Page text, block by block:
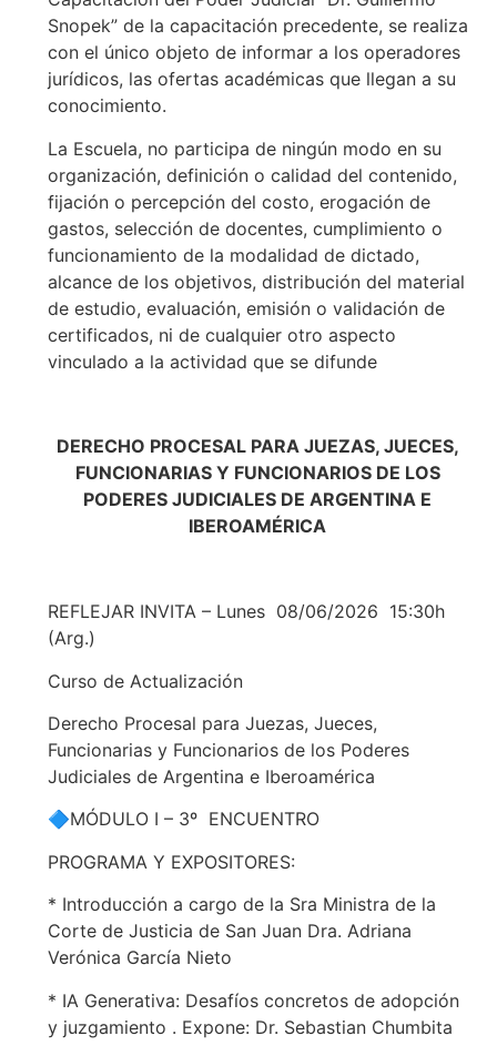
Snopek” de la capacitación precedente, se realiza
con el único objeto de informar a los operadores
jurídicos, las ofertas académicas que llegan a su
conocimiento.
La Escuela, no participa de ningún modo en su
organización, definición o calidad del contenido,
fijación o percepción del costo, erogación de
gastos, selección de docentes, cumplimiento o
funcionamiento de la modalidad de dictado,
alcance de los objetivos, distribución del material
de estudio, evaluación, emisión o validación de
certificados, ni de cualquier otro aspecto
vinculado a la actividad que se difunde
DERECHO PROCESAL PARA JUEZAS, JUECES,
FUNCIONARIAS Y FUNCIONARIOS DE LOS
PODERES JUDICIALES DE ARGENTINA E
IBEROAMÉRICA
REFLEJAR INVITA – Lunes 08/06/2026 15:30h
(Arg.)
Curso de Actualización
Derecho Procesal para Juezas, Jueces,
Funcionarias y Funcionarios de los Poderes
Judiciales de Argentina e Iberoamérica
🔷MÓDULO I – 3º ENCUENTRO
PROGRAMA Y EXPOSITORES:
* Introducción a cargo de la Sra Ministra de la
Corte de Justicia de San Juan Dra. Adriana
Verónica García Nieto
* IA Generativa: Desafíos concretos de adopción
y juzgamiento . Expone: Dr. Sebastian Chumbita